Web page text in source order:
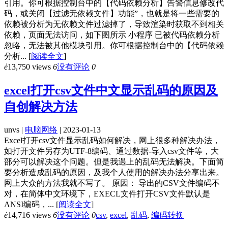
引用。你可根据控制台中的【代码依赖分析】告警信息修改代
码，或关闭【过滤无依赖文件】功能”，也就是将一些需要的
依赖被分析为无依赖文件过滤掉了，导致渲染时获取不到相关
依赖，页面无法访问，如下图所示 小程序 已被代码依赖分析
忽略，无法被其他模块引用。你可根据控制台中的【代码依赖
分析... [阅读全文]
ė13,750 views 6没有评论 0
excel打开csv文件中文显示乱码的原因及
自创解决方法
unvs | 电脑网络 | 2023-01-13
Excel打开csv文件显示乱码如何解决，网上很多种解决办法，
如打开文件另存为UTF-8编码、通过数据-导入csv文件等，大
部分可以解决这个问题。但是我遇上的乱码无法解决。下面简
要分析造成乱码的原因，及我个人使用的解决办法分享出来。
网上大众的方法我就不写了。 原因： 导出的CSV文件编码不
对，在简体中文环境下，EXECL文件打开CSV文件默认是
ANSI编码，... [阅读全文]
ė14,716 views 6没有评论 0csv, excel, 乱码, 编码转换